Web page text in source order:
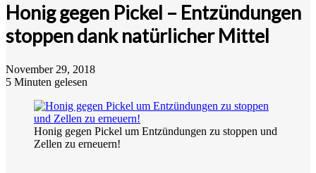
Honig gegen Pickel – Entzündungen
stoppen dank natürlicher Mittel
November 29, 2018
5 Minuten gelesen
Honig gegen Pickel um Entzündungen zu stoppen und
Zellen zu erneuern!